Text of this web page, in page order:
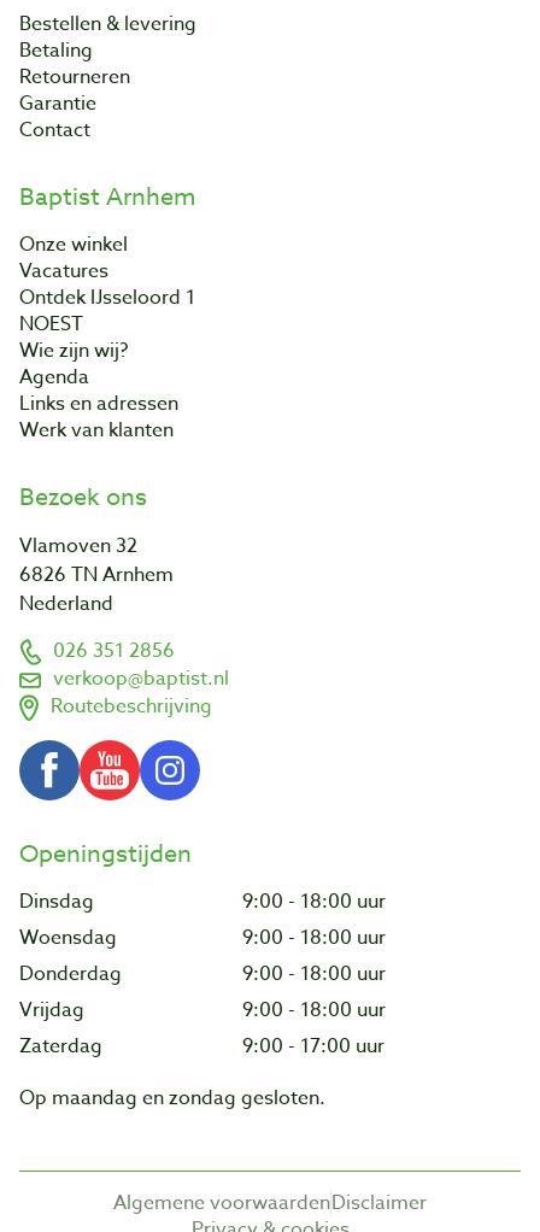
Bestellen & levering
Betaling
Retourneren
Garantie
Contact
Baptist Arnhem
Onze winkel
Vacatures
Ontdek IJsseloord 1
NOEST
Wie zijn wij?
Agenda
Links en adressen
Werk van klanten
Bezoek ons
Vlamoven 32
6826 TN Arnhem
Nederland
026 351 2856
verkoop@baptist.nl
Routebeschrijving
Openingstijden
Dinsdag
9:00 - 18:00 uur
Woensdag
9:00 - 18:00 uur
Donderdag
9:00 - 18:00 uur
Vrijdag
9:00 - 18:00 uur
Zaterdag
9:00 - 17:00 uur
Op maandag en zondag gesloten.
Algemene voorwaardenDisclaimer